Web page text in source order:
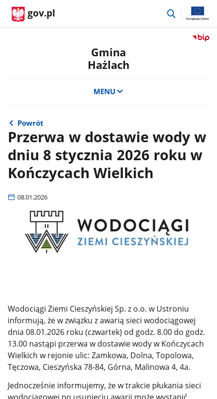
gov.pl
przejdź
Przejdź
Gmina
Hażlach
MENU
Powrót
Przerwa w dostawie wody w
dniu 8 stycznia 2026 roku w
Kończycach Wielkich
08.01.2026
Wodociągi Ziemi Cieszyńskiej Sp. z o.o. w Ustroniu
informują, że w związku z awarią sieci wodociągowej
dnia 08.01.2026 roku (czwartek) od godz. 8.00 do godz.
13.00 nastąpi przerwa w dostawie wody w Kończycach
Wielkich w rejonie ulic: Zamkowa, Dolna, Topolowa,
Tęczowa, Cieszyńska 78-84, Górna, Malinowa 4, 4a.
Jednocześnie informujemy, że w trakcie płukania sieci